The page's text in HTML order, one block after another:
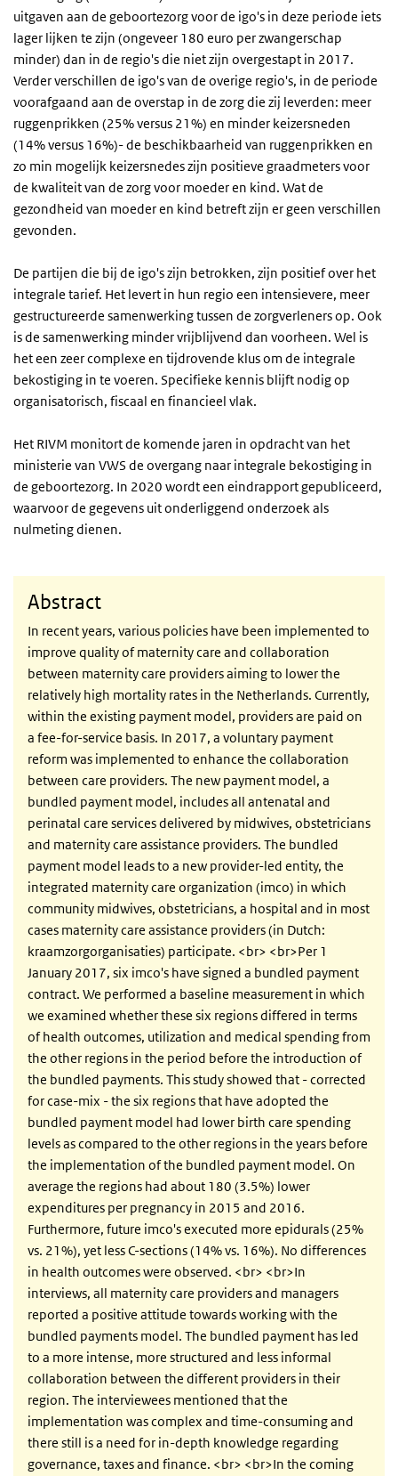
uitgaven aan de geboortezorg voor de igo's in deze periode iets
lager lijken te zijn (ongeveer 180 euro per zwangerschap
minder) dan in de regio's die niet zijn overgestapt in 2017.
Verder verschillen de igo's van de overige regio's, in de periode
voorafgaand aan de overstap in de zorg die zij leverden: meer
ruggenprikken (25% versus 21%) en minder keizersneden
(14% versus 16%)- de beschikbaarheid van ruggenprikken en
zo min mogelijk keizersnedes zijn positieve graadmeters voor
de kwaliteit van de zorg voor moeder en kind. Wat de
gezondheid van moeder en kind betreft zijn er geen verschillen
gevonden.
De partijen die bij de igo's zijn betrokken, zijn positief over het
integrale tarief. Het levert in hun regio een intensievere, meer
gestructureerde samenwerking tussen de zorgverleners op. Ook
is de samenwerking minder vrijblijvend dan voorheen. Wel is
het een zeer complexe en tijdrovende klus om de integrale
bekostiging in te voeren. Specifieke kennis blijft nodig op
organisatorisch, fiscaal en financieel vlak.
Het RIVM monitort de komende jaren in opdracht van het
ministerie van VWS de overgang naar integrale bekostiging in
de geboortezorg. In 2020 wordt een eindrapport gepubliceerd,
waarvoor de gegevens uit onderliggend onderzoek als
nulmeting dienen.
Abstract
In recent years, various policies have been implemented to
improve quality of maternity care and collaboration
between maternity care providers aiming to lower the
relatively high mortality rates in the Netherlands. Currently,
within the existing payment model, providers are paid on
a fee-for-service basis. In 2017, a voluntary payment
reform was implemented to enhance the collaboration
between care providers. The new payment model, a
bundled payment model, includes all antenatal and
perinatal care services delivered by midwives, obstetricians
and maternity care assistance providers. The bundled
payment model leads to a new provider-led entity, the
integrated maternity care organization (imco) in which
community midwives, obstetricians, a hospital and in most
cases maternity care assistance providers (in Dutch:
kraamzorgorganisaties) participate. <br> <br>Per 1
January 2017, six imco's have signed a bundled payment
contract. We performed a baseline measurement in which
we examined whether these six regions differed in terms
of health outcomes, utilization and medical spending from
the other regions in the period before the introduction of
the bundled payments. This study showed that - corrected
for case-mix - the six regions that have adopted the
bundled payment model had lower birth care spending
levels as compared to the other regions in the years before
the implementation of the bundled payment model. On
average the regions had about 180 (3.5%) lower
expenditures per pregnancy in 2015 and 2016.
Furthermore, future imco's executed more epidurals (25%
vs. 21%), yet less C-sections (14% vs. 16%). No differences
in health outcomes were observed. <br> <br>In
interviews, all maternity care providers and managers
reported a positive attitude towards working with the
bundled payments model. The bundled payment has led
to a more intense, more structured and less informal
collaboration between the different providers in their
region. The interviewees mentioned that the
implementation was complex and time-consuming and
there still is a need for in-depth knowledge regarding
governance, taxes and finance. <br> <br>In the coming